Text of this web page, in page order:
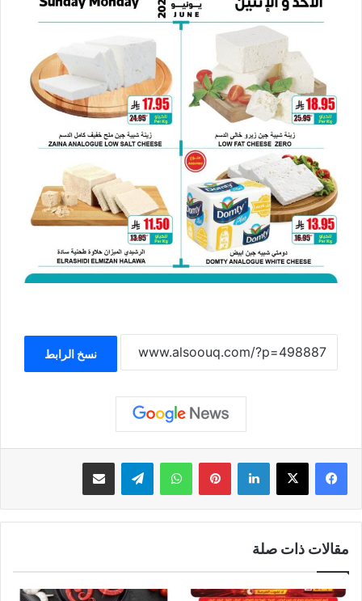
نسخ الرابط
لينكدإن بينتيريستواتساب تيلقرام مشاركة عبر البريد
مقالات ذات صلة